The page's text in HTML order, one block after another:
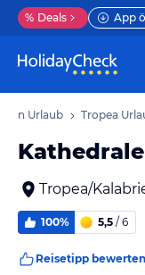
% Deals App
Urlaub Tropea
Kathedrale
Tropea/
100% 5,5 / 6
Reisetipp bewerten